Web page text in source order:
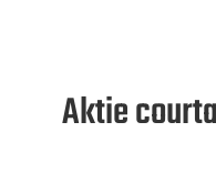
Aktie